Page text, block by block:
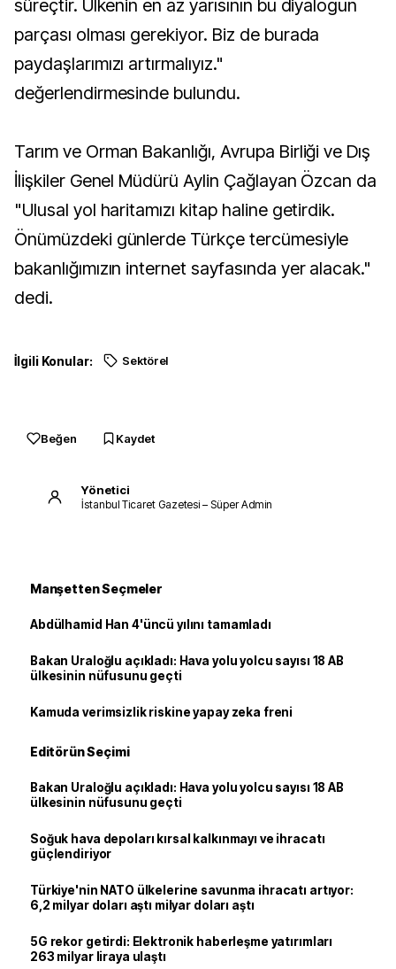
süreçtir. Ülkenin en az yarısının bu diyalogun
parçası olması gerekiyor. Biz de burada
paydaşlarımızı artırmalıyız."
değerlendirmesinde bulundu.
Tarım ve Orman Bakanlığı, Avrupa Birliği ve Dış
İlişkiler Genel Müdürü Aylin Çağlayan Özcan da
"Ulusal yol haritamızı kitap haline getirdik.
Önümüzdeki günlerde Türkçe tercümesiyle
bakanlığımızın internet sayfasında yer alacak."
dedi.
İlgili Konular: Sektörel
Beğen Kaydet
Yönetici
İstanbul Ticaret Gazetesi – Süper Admin
Manşetten Seçmeler
Abdülhamid Han 4'üncü yılını tamamladı
Bakan Uraloğlu açıkladı: Hava yolu yolcu sayısı 18 AB
ülkesinin nüfusunu geçti
Kamuda verimsizlik riskine yapay zeka freni
Editörün Seçimi
Bakan Uraloğlu açıkladı: Hava yolu yolcu sayısı 18 AB
ülkesinin nüfusunu geçti
Soğuk hava depoları kırsal kalkınmayı ve ihracatı
güçlendiriyor
Türkiye'nin NATO ülkelerine savunma ihracatı artıyor:
6,2 milyar doları aştı milyar doları aştı
5G rekor getirdi: Elektronik haberleşme yatırımları
263 milyar liraya ulaştı